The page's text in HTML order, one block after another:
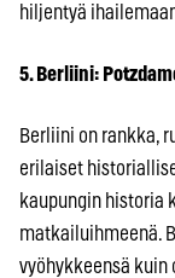
hiljentyä
5. Berliini:
Berliini on rankka,
erilaiset
kaupungin historia
matkailuihmeenä.
vyöhykkeensä kuin